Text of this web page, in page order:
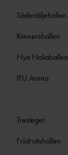
&
Södertäljehallen
Rimnershallen
Nya Noliahallen
IFU Arena
Tresteget
Friidrottshallen